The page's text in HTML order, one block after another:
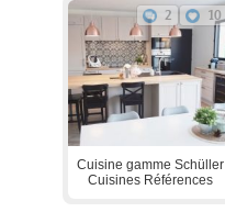
2 10
Cuisine gamme Schüller
Cuisines Références